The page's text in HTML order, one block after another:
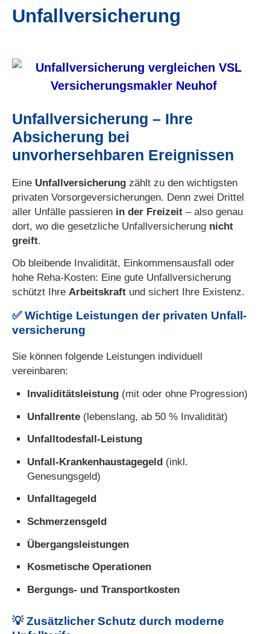
Unfall­ver­si­che­rung
Unfall­ver­si­che­rung – Ihre
Absicherung bei
unvorhersehbaren Ereignissen
Eine Unfall­ver­si­che­rung zählt zu den wichtigsten
privaten Vorsorgeversicherungen. Denn zwei Drittel
aller Unfälle passieren in der Freizeit – also genau
dort, wo die gesetzliche Unfall­ver­si­che­rung nicht
greift.
Ob bleibende Invalidität, Einkommensausfall oder
hohe Reha-Kosten: Eine gute Unfall­ver­si­che­rung
schützt Ihre Arbeitskraft und sichert Ihre Existenz.
✅Wichtige Leistungen der privaten Unfall­
ver­si­che­rung
Sie können folgende Leistungen individuell
vereinbaren:
Invaliditätsleistung (mit oder ohne Progression)
Unfallrente (lebenslang, ab 50 % Invalidität)
Unfalltodesfall-Leistung
Unfall-Krankenhaustagegeld (inkl.
Genesungsgeld)
Unfalltagegeld
Schmerzensgeld
Übergangsleistungen
Kosmetische Operationen
Bergungs- und Transportkosten
💡Zusätzlicher Schutz durch moderne